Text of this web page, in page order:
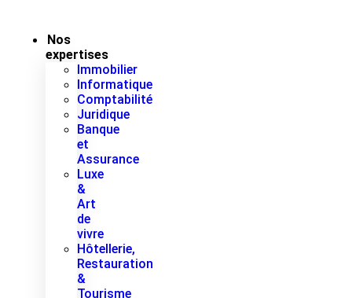
Nos
expertises
Immobilier
Informatique
Comptabilité
Juridique
Banque
et
Assurance
Luxe
&
Art
de
vivre
Hôtellerie,
Restauration
&
Tourisme